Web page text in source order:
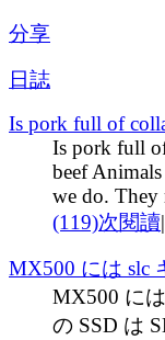
分享
日誌
Is pork full of
Is pork full
beef
we do. They
(119)次閱讀|
MX500 には slc
MX500 に
の SSD は